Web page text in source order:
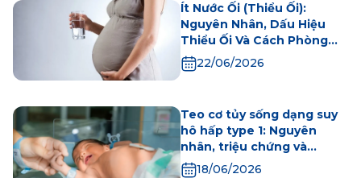
Ít Nước Ối (Thiểu Ối):
Nguyên Nhân, Dấu Hiệu
Thiểu Ối Và Cách Phòng
Ngừa22/06/2026
Teo cơ tủy sống dạng suy
hô hấp type 1: Nguyên
nhân, triệu chứng và
hướng điều trị
18/06/2026